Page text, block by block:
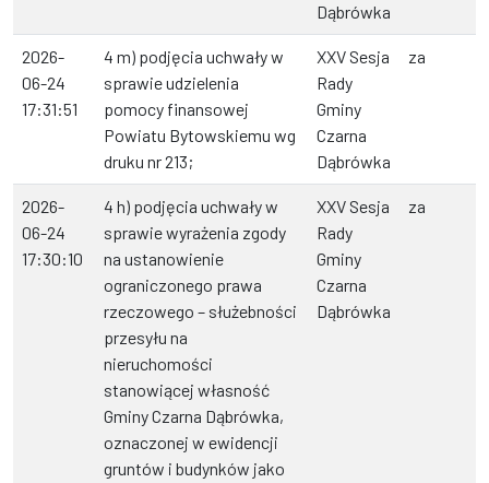
Dąbrówka
2026-
06-24
17:31:51
4 m) podjęcia uchwały w
sprawie udzielenia
pomocy finansowej
Powiatu Bytowskiemu wg
druku nr 213;
XXV Sesja
Rady
Gminy
Czarna
Dąbrówka
za
2026-
06-24
17:30:10
4 h) podjęcia uchwały w
sprawie wyrażenia zgody
na ustanowienie
ograniczonego prawa
rzeczowego – służebności
przesyłu na
nieruchomości
stanowiącej własność
Gminy Czarna Dąbrówka,
oznaczonej w ewidencji
gruntów i budynków jako
XXV Sesja
Rady
Gminy
Czarna
Dąbrówka
za